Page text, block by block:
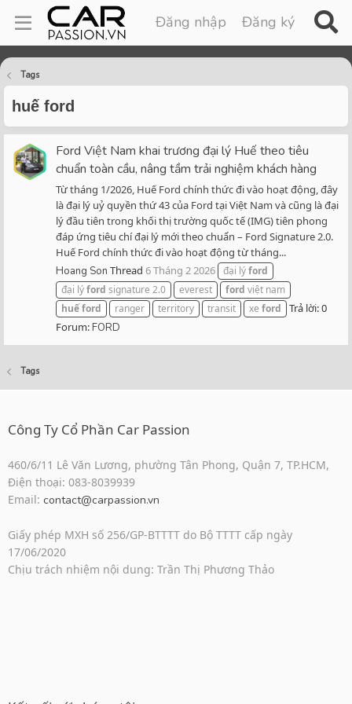
Đăng nhập Đăng ký
Tags
huế ford
Ford Việt Nam khai trương đại lý Huế theo tiêu
chuẩn toàn cầu, nâng tầm trải nghiệm khách hàng
Từ tháng 1/2026, Huế Ford chính thức đi vào hoạt động, đây
là đại lý uỷ quyền thứ 43 của Ford tại Việt Nam và cũng là đại
lý đầu tiên trong khối thị trường quốc tế (IMG) tiên phong
đáp ứng tiêu chí đại lý mới theo chuẩn – Ford Signature 2.0.
Huế Ford chính thức đi vào hoạt động từ tháng...
Hoang Son Thread 6 Tháng 2 2026 đại lýford
đại lýford signature 2.0 everest ford việt nam
huếford ranger territory transit xe ford
Trả lời: 0
Forum:FORD
Tags
Công Ty Cổ Phần Car Passion
460/6/11 Lê Văn Lương, phường Tân Phong, Quận 7, TP.HCM,
Điện thoại: 083-8039939
Email: contact@carpassion.vn
Giấy phép MXH số 256/GP-BTTTT do Bộ TTTT cấp ngày
17/06/2020
Chịu trách nhiệm nội dung: Trần Thị Phương Thảo